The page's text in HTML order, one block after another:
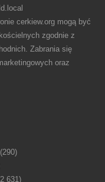
cerkiew.org mogą być
zgodnie z
Zabrania się
oraz
(290)
631)